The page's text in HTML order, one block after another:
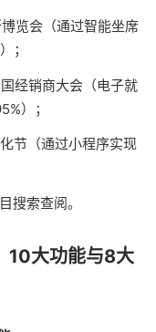
览会（通过智能坐席
；
经销商大会（电子就
）；
节（通过小程序实现
搜索查阅。
10大功能与8大